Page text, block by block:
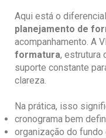
Aqui está o
planejamento de
acompanhamento. A
formatura, estrutura
suporte constante
clareza.
Na prática, isso
cronograma bem
organização do